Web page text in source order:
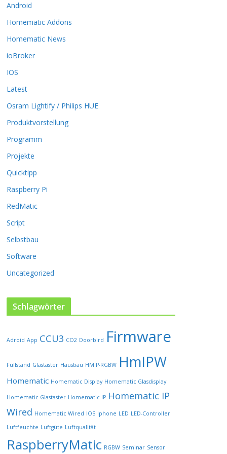
e
p
t
o
n
n
k
n
e
n
u
f
e
r
r
d
u
e
t
e
w
h
l
w
e
Android
Homematic Addons
Homematic News
ioBroker
IOS
Latest
Osram Lightify / Philips HUE
Produktvorstellung
Programm
Projekte
Quicktipp
Raspberry Pi
RedMatic
Script
Selbstbau
Software
Uncategorized
Schlagwörter
Adroid App CCU3 CO2 Doorbird Firmware
Füllstand Glastaster Hausbau HMIP-RGBW HmIPW
Homematic Homematic Display Homematic Glasdisplay
Homematic Glastaster Homematic IP Homematic IP
Wired Homematic Wired IOS Iphone LED LED-Controller
Luftfeuchte Luftgüte Luftqualität
RaspberryMatic RGBW Seminar Sensor